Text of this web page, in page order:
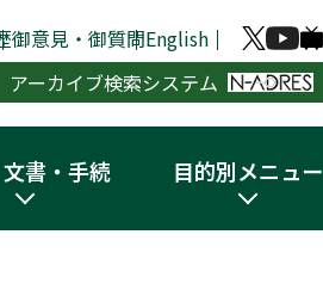
御意見・御質問English
アーカイブ検索システム
書・手続 目的別メニュー